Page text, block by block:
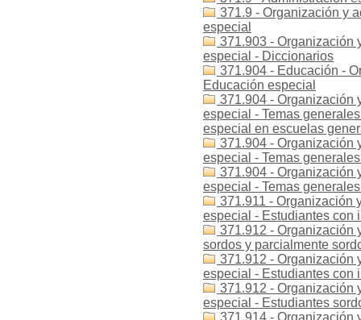
371.9 - Organización y
especial
371.903 - Organización
especial - Diccionarios
371.904 - Educación -
Educación especial
371.904 - Organización
especial - Temas
especial en escuelas
371.904 - Organización
especial - Temas
371.904 - Organización
especial - Temas
371.911 - Organización
especial - Estudiantes con
371.912 - Organización
sordos y parcialmente
371.912 - Organización
especial - Estudiantes con
371.912 - Organización
especial - Estudiantes
371.914 - Organización